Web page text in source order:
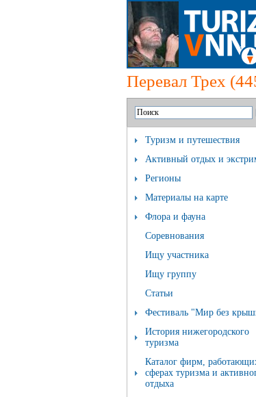
Перевал Трех
Туризм и путешествия
Активный отдых и
Регионы
Материалы на карте
Флора и фауна
Соревнования
Ищу участника
Ищу группу
Статьи
Фестиваль "Мир без
История нижегородского
туризма
Каталог фирм,
сферах туризма и
отдыха